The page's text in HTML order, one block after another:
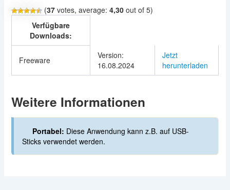
(37votes, average: 4,30out of 5)
Verfügbare
Downloads:
Freeware
Version:
16.08.2024
Jetzt
herunterladen
Weitere Informationen
Portabel: Diese Anwendung kann z.B. auf USB-
Sticks verwendet werden.